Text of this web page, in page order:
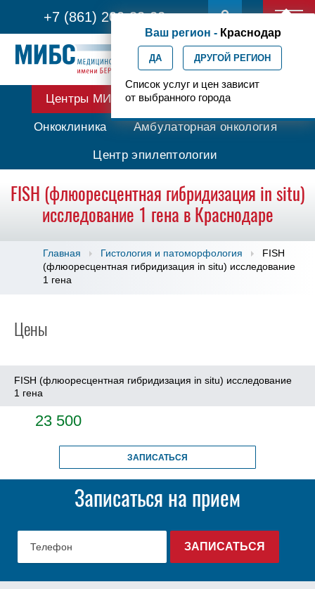
+7 (861) 200-83-22
Ваш регион - Краснодар
ДА ДРУГОЙ РЕГИОН
Список услуг и цен зависит
от выбранного города
Центры МИБС Протонная терапия
Онкоклиника Амбулаторная онкология
Центр эпилептологии
FISH (флюоресцентная гибридизация in situ)
исследование 1 гена в Краснодаре
Главная Гистология и патоморфология
FISH
(флюоресцентная гибридизация in situ) исследование
1 гена
Цены
FISH (флюоресцентная гибридизация in situ) исследование
1 гена
23 500
ЗАПИСАТЬСЯ
Записаться на прием